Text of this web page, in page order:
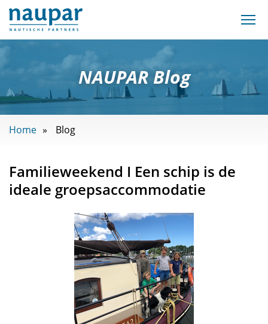
NAUPAR Blog
Home Blog
Familieweekend I Een schip is de
ideale groepsaccommodatie